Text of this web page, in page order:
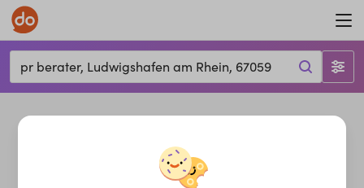
pr berater, Ludwigshafen am Rhein, 67059